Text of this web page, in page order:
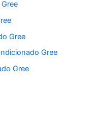
Gree
Gree
Gree